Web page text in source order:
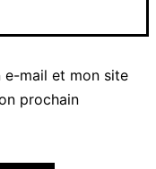
e-mail et mon site
prochain